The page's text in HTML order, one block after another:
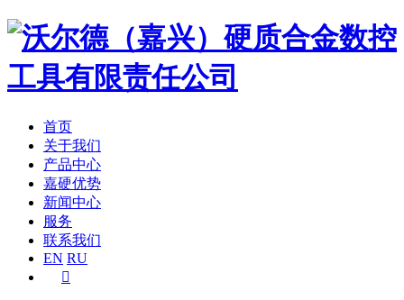
首页
关于我们
产品中心
嘉硬优势
新闻中心
服务
联系我们
EN RU
